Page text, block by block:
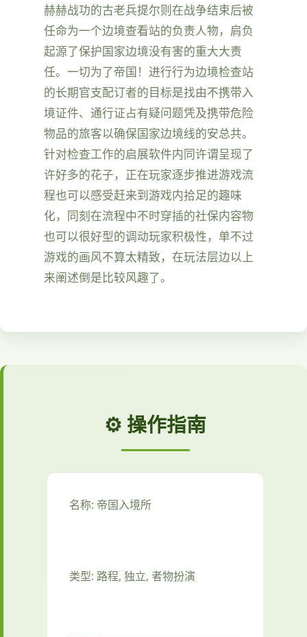
赫赫战功的古老兵提尔则在战争结束后被
任命为一个边境查看站的负责人物，肩负
起源了保护国家边境没有害的重大大责
任。一切为了帝国！进行行为边境检查站
的长期官支配订者的目标是找由不携带入
境证件、通行证占有疑问题凭及携带危险
物品的旅客以确保国家边境线的安总共。
针对检查工作的启展软件内同许谓呈现了
许好多的花子，正在玩家逐步推进游戏流
程也可以感受赶来到游戏内拾足的趣味
化，同刻在流程中不时穿插的社保内容物
也可以很好型的调动玩家积极性，单不过
游戏的画风不算太精致，在玩法层边以上
来阐述倒是比较风趣了。
⚙️ 操作指南
名称: 帝国入境所
类型: 路程, 独立, 者物扮演